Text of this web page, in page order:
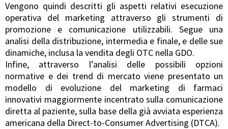
Vengono quindi descritti gli aspetti relativi esecuzione
operativa del marketing attraverso gli strumenti di
promozione e comunicazione utilizzabili. Segue una
analisi della distribuzione, intermedia e finale, e delle sue
dinamiche, inclusa la vendita degli OTC nella GDO.
Infine, attraverso l’analisi delle possibili opzioni
normative e dei trend di mercato viene presentato un
modello di evoluzione del marketing di farmaci
innovativi maggiormente incentrato sulla comunicazione
diretta al paziente, sulla base della già avviata esperienza
americana della Direct-to-Consumer Advertising (DTCA).